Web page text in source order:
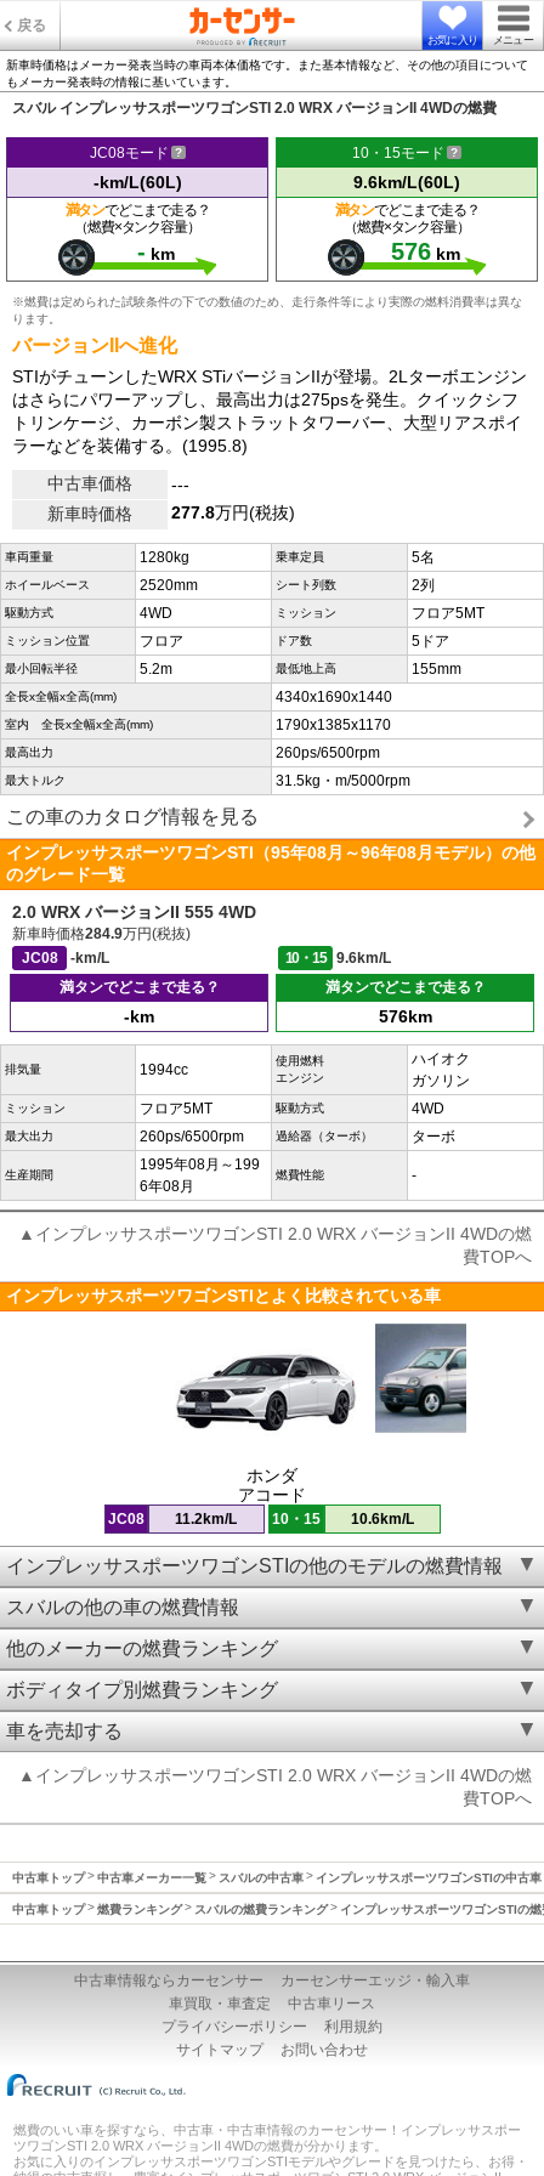
戻る
お気に入り メニュー
新車時価格はメーカー発表当時の車両本体価格です。また基本情報など、その他の項目について
もメーカー発表時の情報に基いています。
スバル インプレッサスポーツワゴンSTI 2.0 WRX バージョンII 4WDの燃費
JC08モード
-km/L(60L)
満タンでどこまで走る？
（燃費×タンク容量）
- km
10・15モード
9.6km/L(60L)
満タンでどこまで走る？
（燃費×タンク容量）
576 km
※燃費は定められた試験条件の下での数値のため、走行条件等により実際の燃料消費率は異な
ります。
バージョンIIへ進化
STIがチューンしたWRX STiバージョンIIが登場。2Lターボエンジン
はさらにパワーアップし、最高出力は275psを発生。クイックシフ
トリンケージ、カーボン製ストラットタワーバー、大型リアスポイ
ラーなどを装備する。(1995.8)
中古車価格
---
新車時価格
277.8万円(税抜)
車両重量 1280kg 乗車定員 5名
ホイールベース 2520mm シート列数 2列
駆動方式 4WD ミッション フロア5MT
ミッション位置 フロア ドア数 5ドア
最小回転半径 5.2m 最低地上高 155mm
全長x全幅x全高(mm) 4340x1690x1440
室内 全長x全幅x全高(mm) 1790x1385x1170
最高出力 260ps/6500rpm
最大トルク 31.5kg・m/5000rpm
この車のカタログ情報を見る
インプレッサスポーツワゴンSTI（95年08月～96年08月モデル）の他
のグレード一覧
2.0 WRX バージョンII 555 4WD
新車時価格284.9万円(税抜)
JC08
-km/L 10・15
9.6km/L
満タンでどこまで走る？
-km
満タンでどこまで走る？
576km
排気量 1994cc
使用燃料
エンジン
ハイオク
ガソリン
ミッション フロア5MT 駆動方式 4WD
最大出力 260ps/6500rpm 過給器（ターボ） ターボ
生産期間
1995年08月～199
6年08月
燃費性能 -
▲インプレッサスポーツワゴンSTI 2.0 WRX バージョンII 4WDの燃
費TOPへ
インプレッサスポーツワゴンSTIとよく比較されている車
ホンダ
アコード
JC08 11.2km/L 10・15 10.6km/L
インプレッサスポーツワゴンSTIの他のモデルの燃費情報
スバルの他の車の燃費情報
他のメーカーの燃費ランキング
ボディタイプ別燃費ランキング
車を売却する
▲インプレッサスポーツワゴンSTI 2.0 WRX バージョンII 4WDの燃
費TOPへ
中古車トップ 中古車メーカー一覧 スバルの中古車 インプレッサスポーツワゴンSTIの中古車
中古車トップ 燃費ランキング スバルの燃費ランキング インプレッサスポーツワゴンSTIの燃
中古車情報ならカーセンサー
カーセンサーエッジ・輸入車
車買取・車査定
中古車リース
プライバシーポリシー
利用規約
サイトマップ
お問い合わせ
燃費のいい車を探すなら、中古車・中古車情報のカーセンサー！インプレッサスポー
ツワゴンSTI 2.0 WRX バージョンII 4WDの燃費が分かります。
お気に入りのインプレッサスポーツワゴンSTIモデルやグレードを見つけたら、お得・